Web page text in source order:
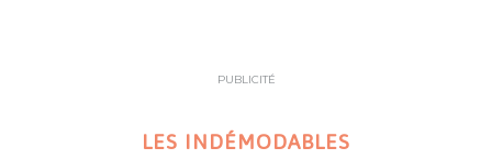
PUBLICITÉ
LES INDÉMODABLES